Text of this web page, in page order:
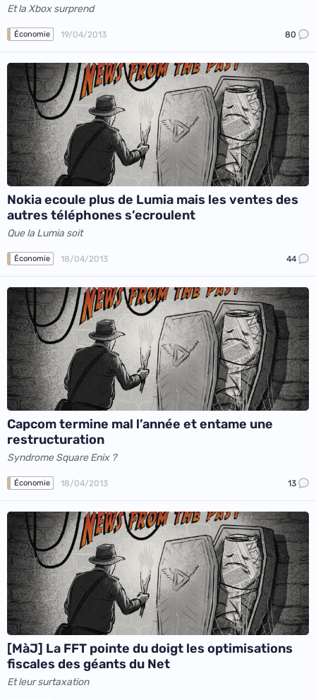
Et la Xbox surprend
Économie 19/04/2013 80
Nokia ecoule plus de Lumia mais les ventes des
autres téléphones s’ecroulent
Que la Lumia soit
Économie 18/04/2013 44
Capcom termine mal l’année et entame une
restructuration
Syndrome Square Enix ?
Économie 18/04/2013 13
[MàJ] La FFT pointe du doigt les optimisations
fiscales des géants du Net
Et leur surtaxation